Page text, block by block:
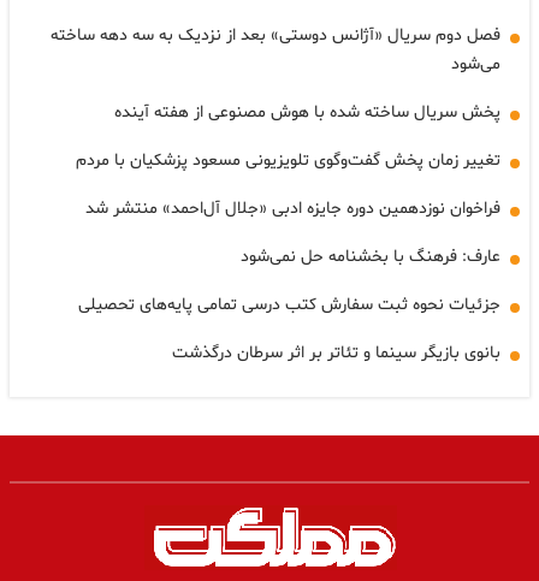
فصل دوم سریال «آژانس دوستی» بعد از نزدیک به سه دهه ساخته
می‌شود
پخش سریال ساخته شده با هوش مصنوعی از هفته آینده
تغییر زمان پخش گفت‌وگوی تلویزیونی مسعود پزشکیان با مردم
فراخوان نوزدهمین دوره‌ جایزه‌ ادبی «جلال آل‌احمد» منتشر شد
عارف: فرهنگ با بخشنامه حل نمی‌شود
جزئیات نحوه ثبت سفارش کتب درسی تمامی پایه‌های تحصیلی
بانوی بازیگر سینما و تئاتر بر اثر سرطان درگذشت